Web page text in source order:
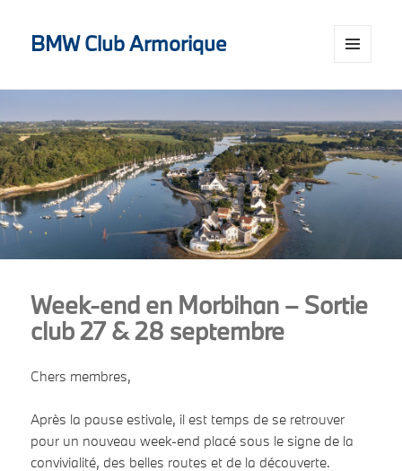
BMW Club Armorique
Week-end en Morbihan – Sortie
club 27 & 28 septembre
Chers membres,
Après la pause estivale, il est temps de se retrouver
pour un nouveau week-end placé sous le signe de la
convivialité, des belles routes et de la découverte.